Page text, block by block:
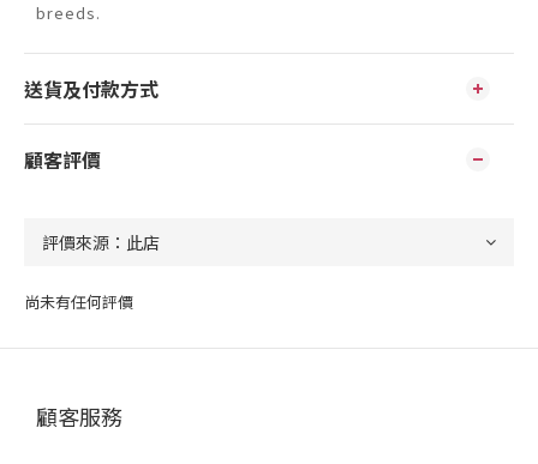
breeds.
送貨及付款方式
顧客評價
尚未有任何評價
顧客服務